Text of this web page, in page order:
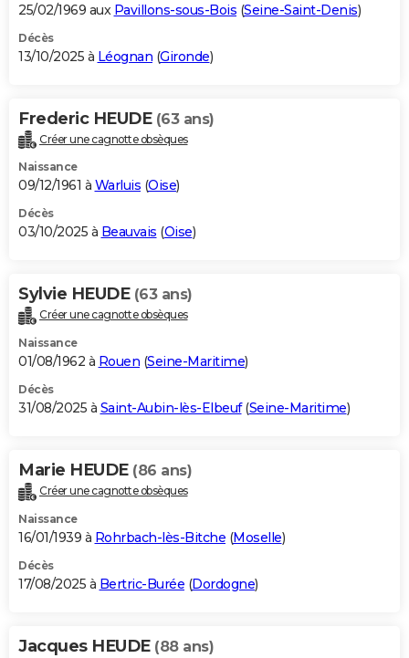
25/02/1969 aux Pavillons-sous-Bois (Seine-Saint-Denis)
Décès
13/10/2025 à Léognan (Gironde)
Frederic HEUDE (63 ans)
Créer une cagnotte obsèques
Naissance
09/12/1961 à Warluis (Oise)
Décès
03/10/2025 à Beauvais (Oise)
Sylvie HEUDE (63 ans)
Créer une cagnotte obsèques
Naissance
01/08/1962 à Rouen (Seine-Maritime)
Décès
31/08/2025 à Saint-Aubin-lès-Elbeuf(Seine-Maritime)
Marie HEUDE (86 ans)
Créer une cagnotte obsèques
Naissance
16/01/1939 à Rohrbach-lès-Bitche (Moselle)
Décès
17/08/2025 à Bertric-Burée (Dordogne)
Jacques HEUDE (88 ans)